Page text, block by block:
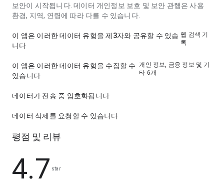
보안이 시작됩니다. 데이터 개인정보 보호 및 보안 관행은 사용
환경, 지역, 연령에 따라 다를 수 있습니다.
이 앱은 이러한 데이터 유형을 제3자와 공유할 수 있습
니다
웹 검색 기
록
이 앱은 이러한 데이터 유형을 수집할 수
있습니다
개인 정보, 금융 정보 및 기
타 6개
데이터가 전송 중 암호화됩니다
데이터 삭제를 요청할 수 있습니다
평점 및 리뷰
4.7 star